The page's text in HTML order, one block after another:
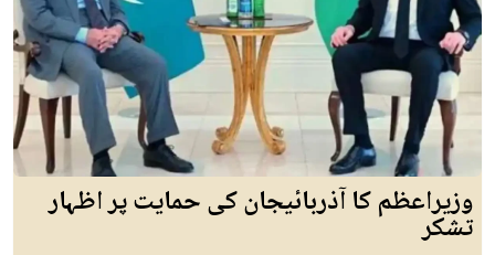
وزیراعظم کا آذربائیجان کی حمایت پر اظہار
تشکر